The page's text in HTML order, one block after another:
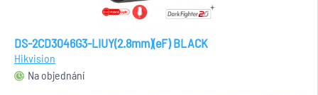
DS-2CD3046G3-LIUY(2.8mm)(eF) BLACK
Hikvision
Na objednání